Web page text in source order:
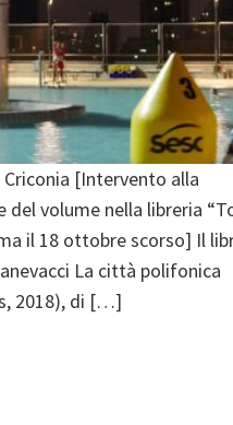
Criconia [Intervento alla
del volume nella libreria
il 18 ottobre scorso] Il
La città polifonica
2018), di […]